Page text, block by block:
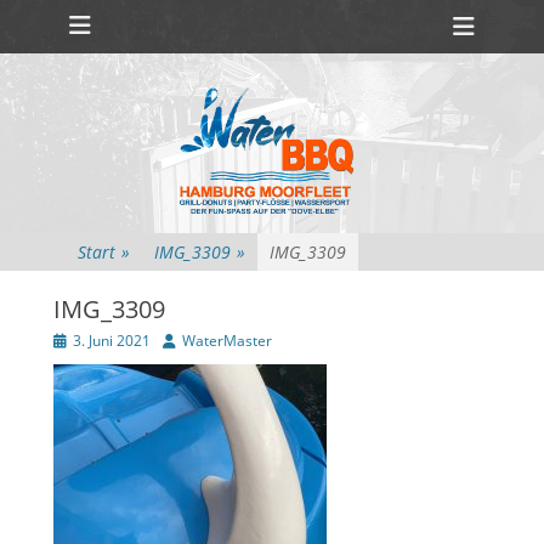
Primäres Menü
Zum
Inhalt
springen
Start » IMG_3309 » IMG_3309
IMG_3309
Veröffentlicht
am
3. Juni 2021 AutorWaterMaster